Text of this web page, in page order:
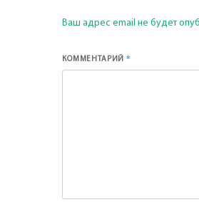
Ваш адрес email не будет
КОММЕНТАРИЙ*